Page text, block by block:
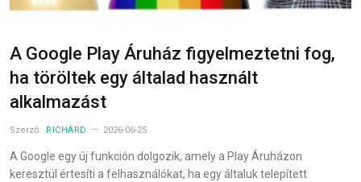
A Google Play Áruház figyelmeztetni fog,
ha töröltek egy általad használt
alkalmazást
Szerző: RICHÁRD 2026-06-25
A Google egy új funkción dolgozik, amely a Play Áruházon
keresztül értesíti a felhasználókat, ha egy általuk telepített